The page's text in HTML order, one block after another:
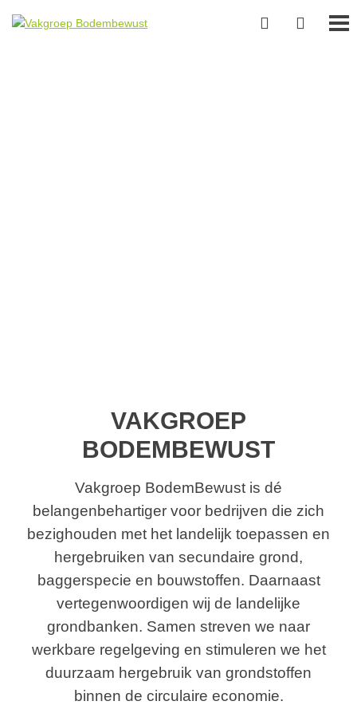
VAKGROEP
BODEMBEWUST
Vakgroep BodemBewust is dé
belangenbehartiger voor bedrijven die zich
bezighouden met het landelijk toepassen en
hergebruiken van secundaire grond,
baggerspecie en bouwstoffen. Daarnaast
vertegenwoordigen wij de landelijke
grondbanken. Samen streven we naar
werkbare regelgeving en stimuleren we het
duurzaam hergebruik van grondstoffen
binnen de circulaire economie.